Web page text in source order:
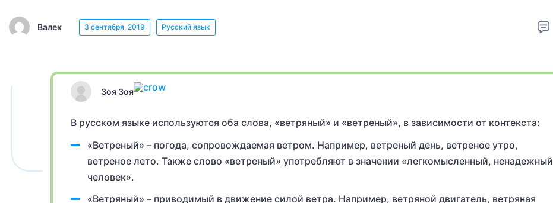
Валек 3 сентября, 2019 Русский язык
Зоя Зоя
В русском языке используются оба слова, «ветряный» и «ветреный», в зависимости от контекста:
«Ветреный» – погода, сопровождаемая ветром. Например, ветреный день, ветреное утро,
ветреное лето. Также слово «ветреный» употребляют в значении «легкомысленный, ненадежный
человек».
«Ветряный» – приводимый в движение силой ветра. Например, ветряной двигатель, ветряная